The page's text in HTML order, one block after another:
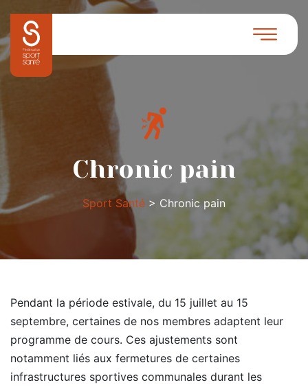
Chronic pain
Sport Santé > Chronic pain
Pendant la période estivale, du 15 juillet au 15
septembre, certaines de nos membres adaptent leur
programme de cours. Ces ajustements sont
notamment liés aux fermetures de certaines
infrastructures sportives communales durant les